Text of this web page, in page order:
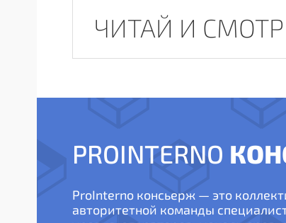
ЧИТАЙ И
PROINTERNO
ProInterno консьерж — это
авторитетной команды